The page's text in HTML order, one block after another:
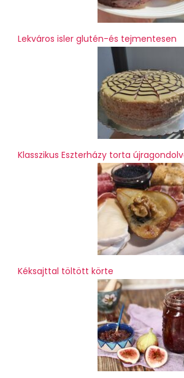
Lekváros isler glutén-és tejmentesen
Klasszikus Eszterházy torta
Kéksajttal töltött körte